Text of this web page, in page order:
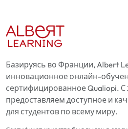
Базируясь во Франции, Albert
инновационное онлайн-
сертифицированное Qualiopi. С
предоставляем доступное и
для студентов по всему миру.